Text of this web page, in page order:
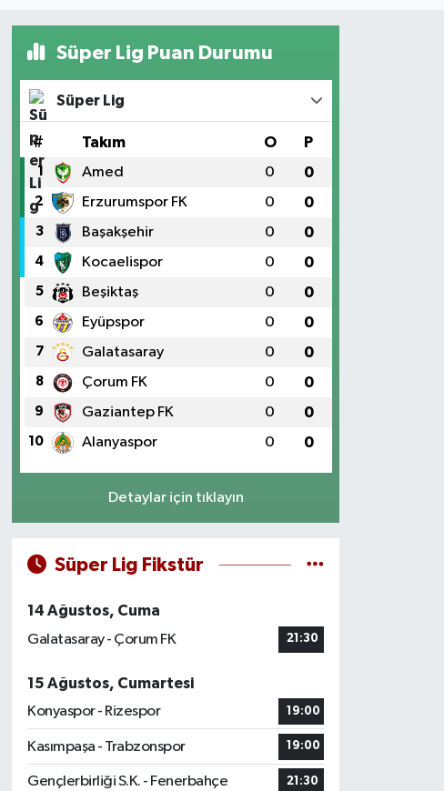
Süper Lig Puan Durumu
Süper Lig
# Takım O P
1 Amed 0 0
2 Erzurumspor FK 0 0
3 Başakşehir 0 0
4 Kocaelispor 0 0
5 Beşiktaş 0 0
6 Eyüpspor 0 0
7 Galatasaray 0 0
8 Çorum FK 0 0
9 Gaziantep FK 0 0
10 Alanyaspor 0 0
Detaylar için tıklayın
Süper Lig Fikstür
14 Ağustos, Cuma
Galatasaray - Çorum FK
21:30
15 Ağustos, Cumartesi
Konyaspor - Rizespor
19:00
Kasımpaşa - Trabzonspor 19:00
Gençlerbirliği S.K. - Fenerbahçe 21:30